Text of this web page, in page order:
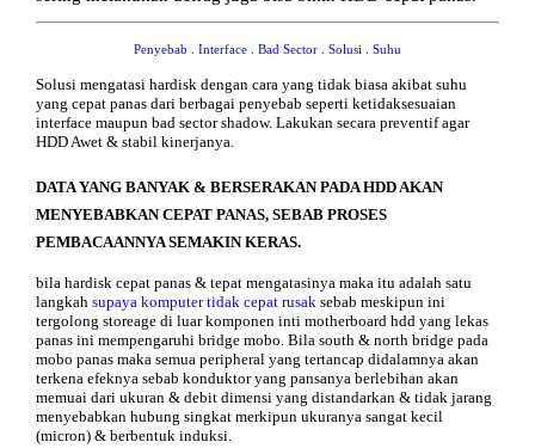
Penyebab . Interface . Bad Sector . Solusi . Suhu
Solusi mengatasi hardisk dengan cara yang tidak biasa akibat suhu
yang cepat panas dari berbagai penyebab seperti ketidaksesuaian
interface maupun bad sector shadow. Lakukan secara preventif agar
HDD Awet & stabil kinerjanya.
DATA YANG BANYAK & BERSERAKAN PADA HDD AKAN
MENYEBABKAN CEPAT PANAS, SEBAB PROSES
PEMBACAANNYA SEMAKIN KERAS.
bila hardisk cepat panas & tepat mengatasinya maka itu adalah satu
langkah supaya komputer tidak cepat rusak sebab meskipun ini
tergolong storeage di luar komponen inti motherboard hdd yang lekas
panas ini mempengaruhi bridge mobo. Bila south & north bridge pada
mobo panas maka semua peripheral yang tertancap didalamnya akan
terkena efeknya sebab konduktor yang pansanya berlebihan akan
memuai dari ukuran & debit dimensi yang distandarkan & tidak jarang
menyebabkan hubung singkat merkipun ukuranya sangat kecil
(micron) & berbentuk induksi.